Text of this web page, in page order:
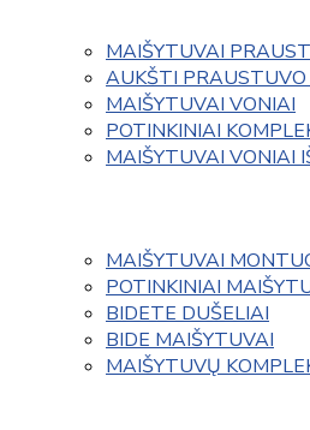
MAIŠYTUVAI
AUKŠTI
MAIŠYTUVAI VONIAI
POTINKINIAI
MAIŠYTUVAI VONIAI
MAIŠYTUVAI
POTINKINIAI
BIDETE DUŠELIAI
BIDE MAIŠYTUVAI
MAIŠYTUVŲ